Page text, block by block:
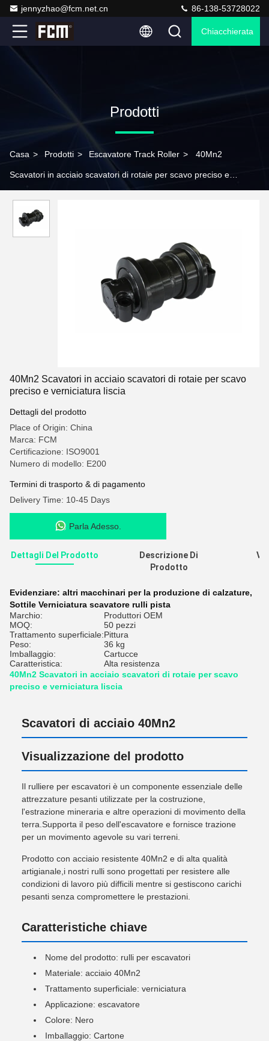
jennyzhao@fcm.net.cn 86-138-53728022
Chiacchierata
Prodotti
Casa > Prodotti > Escavatore Track Roller > 40Mn2
Scavatori in acciaio scavatori di rotaie per scavo preciso e
40Mn2 Scavatori in acciaio scavatori di rotaie per scavo
preciso e verniciatura liscia
Dettagli del prodotto
Place of Origin: China
Marca: FCM
Certificazione: ISO9001
Numero di modello: E200
Termini di trasporto & di pagamento
Delivery Time: 10-45 Days
Parla Adesso.
Dettagli Del Prodotto
Descrizione Di
Prodotto
Evidenziare: altri macchinari per la produzione di calzature,
Sottile Verniciatura scavatore rulli pista
Marchio:
Produttori OEM
MOQ:
50 pezzi
Trattamento superficiale:Pittura
Peso:
36 kg
Imballaggio:
Cartucce
Caratteristica:
Alta resistenza
40Mn2 Scavatori in acciaio scavatori di rotaie per scavo
preciso e verniciatura liscia
Scavatori di acciaio 40Mn2
Visualizzazione del prodotto
Il rulliere per escavatori è un componente essenziale delle
attrezzature pesanti utilizzate per la costruzione,
l'estrazione mineraria e altre operazioni di movimento della
terra.Supporta il peso dell'escavatore e fornisce trazione
per un movimento agevole su vari terreni.
Prodotto con acciaio resistente 40Mn2 e di alta qualità
artigianale,i nostri rulli sono progettati per resistere alle
condizioni di lavoro più difficili mentre si gestiscono carichi
pesanti senza compromettere le prestazioni.
Caratteristiche chiave
Nome del prodotto: rulli per escavatori
Materiale: acciaio 40Mn2
Trattamento superficiale: verniciatura
Applicazione: escavatore
Colore: Nero
Imballaggio: Cartone